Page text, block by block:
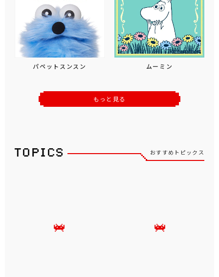
パペットスンスン ムーミン
もっと見る
おすすめトピックス